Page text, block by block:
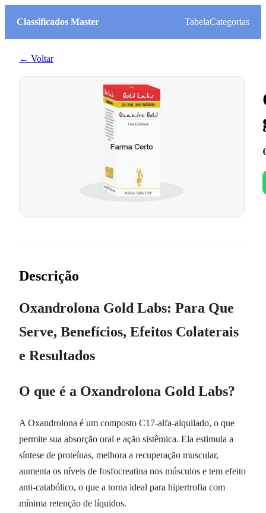
Classificados Master TabelaCategorias
← Voltar
Descrição
Oxandrolona Gold Labs: Para Que
Serve, Benefícios, Efeitos Colaterais
e Resultados
O que é a Oxandrolona Gold Labs?
A Oxandrolona é um composto C17-alfa-alquilado, o que
permite sua absorção oral e ação sistêmica. Ela estimula a
síntese de proteínas, melhora a recuperação muscular,
aumenta os níveis de fosfocreatina nos músculos e tem efeito
anti-catabólico, o que a torna ideal para hipertrofia com
mínima retenção de líquidos.